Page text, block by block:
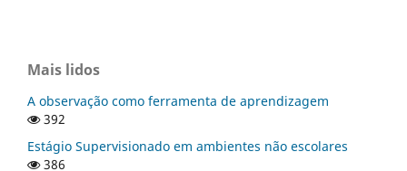
Mais lidos
A observação como ferramenta de aprendizagem
392
Estágio Supervisionado em ambientes não escolares
386